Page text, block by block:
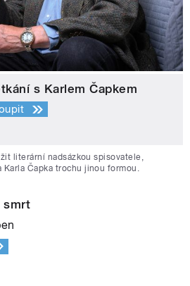
s Karlem Čapkem
literární nadsázkou spisovatele,
Čapka trochu jinou formou.
smrt